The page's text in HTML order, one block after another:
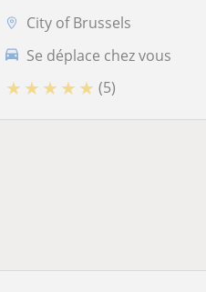
City of Brussels
Se déplace chez vous
★ ★ ★ ★ ★ (5)